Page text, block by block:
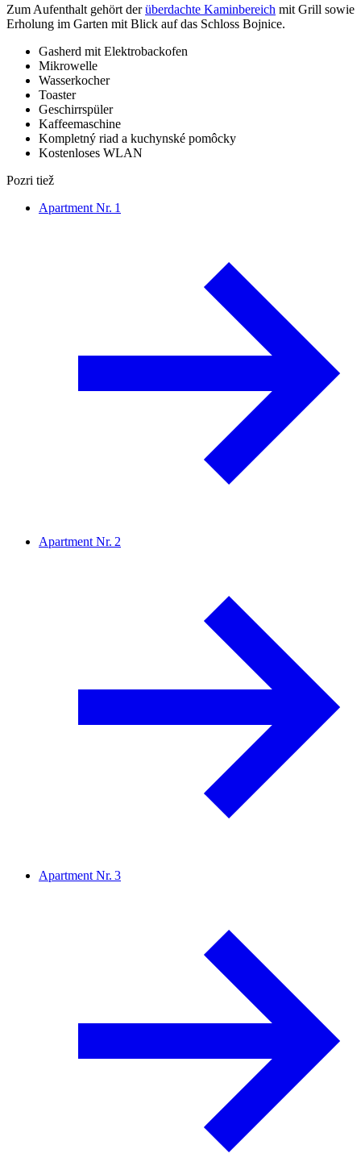
Zum Aufenthalt gehört derüberdachte Kaminbereich mit Grill sowie
Erholung im Garten mit Blick auf das Schloss Bojnice.
Gasherd mit Elektrobackofen
Mikrowelle
Wasserkocher
Toaster
Geschirrspüler
Kaffeemaschine
Kompletný riad a kuchynské pomôcky
Kostenloses WLAN
Pozri tiež
Apartment Nr. 1
Apartment Nr. 2
Apartment Nr. 3